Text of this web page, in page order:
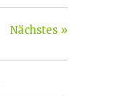
Nächstes »